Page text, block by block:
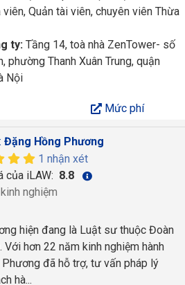
Quản tài viên, chuyên viên Thừa
ty: Tầng 14, toà nhà ZenTower- số
phường Thanh Xuân Trung, quận
Nội
Mức phí
Đặng Hồng Phương
1 nhận xét
của iLAW: 8.8
nghiệm
hiện đang là Luật sư thuộc Đoàn
hơn 22 năm kinh nghiệm hành
đã hỗ trợ, tư vấn pháp lý
hà...